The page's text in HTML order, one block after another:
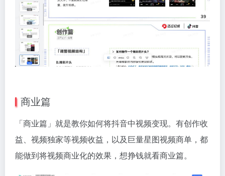
商业篇
「商业篇」就是教你如何将抖音中视频变现。有创作收
益、视频独家等视频收益，以及巨量星图视频商单，都
能做到将视频商业化的效果，想挣钱就看商业篇。